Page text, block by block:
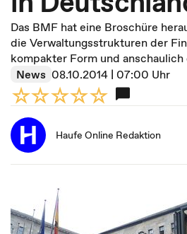
Das BMF hat eine Broschüre
die Verwaltungsstrukturen der
kompakter Form und
News 08.10.2014 | 07:00 Uhr
Haufe Online Redaktion